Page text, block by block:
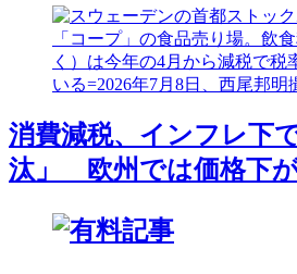
消費減税、インフレ下
汰」 欧州では価格下